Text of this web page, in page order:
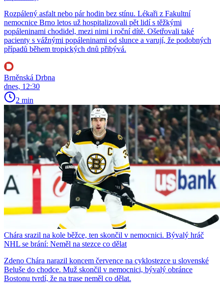
Rozpálený asfalt nebo pár hodin bez stínu. Lékaři z Fakultní
nemocnice Brno letos už hospitalizovali pět lidí s těžkými
popáleninami chodidel, mezi nimi i roční dítě. Ošetřovali také
pacienty s vážnými popáleninami od slunce a varují, že podobných
případů během tropických dnů přibývá.
Brněnská Drbna
dnes, 12:30
2 min
Chára srazil na kole běžce, ten skončil v nemocnici. Bývalý hráč
NHL se brání: Neměl na stezce co dělat
Zdeno Chára narazil koncem července na cyklostezce u slovenské
Beluše do chodce. Muž skončil v nemocnici, bývalý obránce
Bostonu tvrdí, že na trase neměl co dělat.